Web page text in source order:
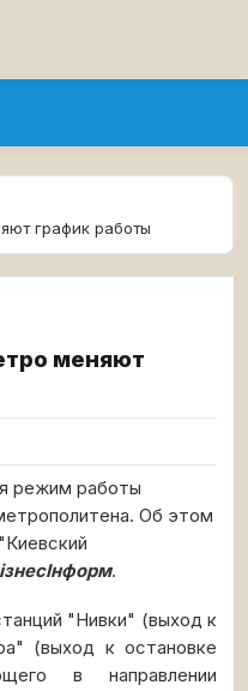
график работы
меняют
режим работы
Об этом
.
"Нивки" (выход к
(выход к остановке
в направлении